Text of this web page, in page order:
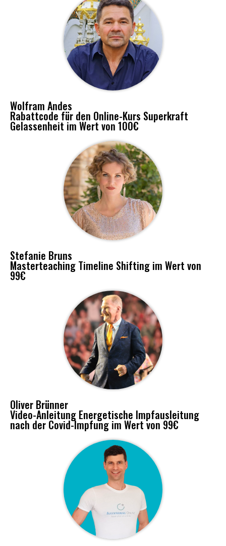
Wolfram Andes
Rabattcode für den Online-Kurs Superkraft
Gelassenheit im Wert von 100€
Stefanie Bruns
Masterteaching Timeline Shifting im Wert von
99€
Oliver Brünner
Video-Anleitung Energetische Impfausleitung
nach der Covid-Impfung im Wert von 99€